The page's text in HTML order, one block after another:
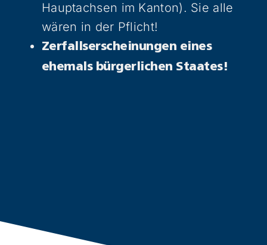
Hauptachsen im Kanton). Sie alle
wären in der Pflicht!
Zerfallserscheinungen eines
ehemals bürgerlichen Staates!